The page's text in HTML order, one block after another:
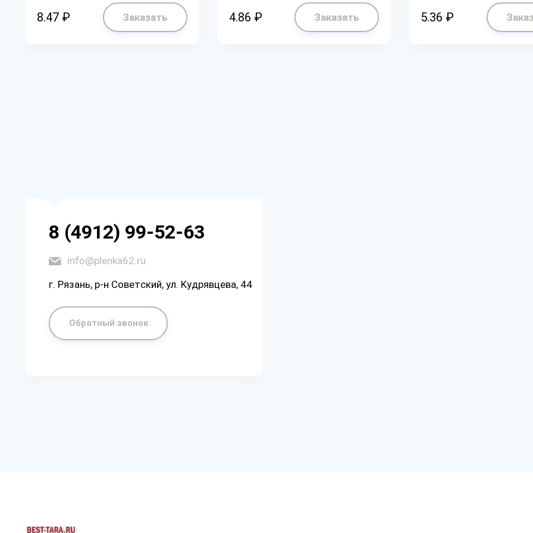
8.47 ₽ Заказать 4.86 ₽ Заказать 5.36 ₽
8 (4912) 99-52-63
info@plenka62.ru
г. Рязaнь, p-н Coвeтcкий, yл. Kyдpявцeвa, 44
Обратный звонок